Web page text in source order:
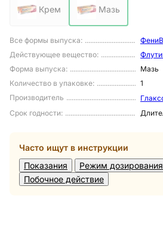
Все формы выпуска:
Действующее вещество:
Форма выпуска:
Мазь
Количество в упаковке:
1
Производитель
Срок годности:
Часто ищут в инструкции
Показания
Режим дозирования
Побочное действие
Крем Мазь